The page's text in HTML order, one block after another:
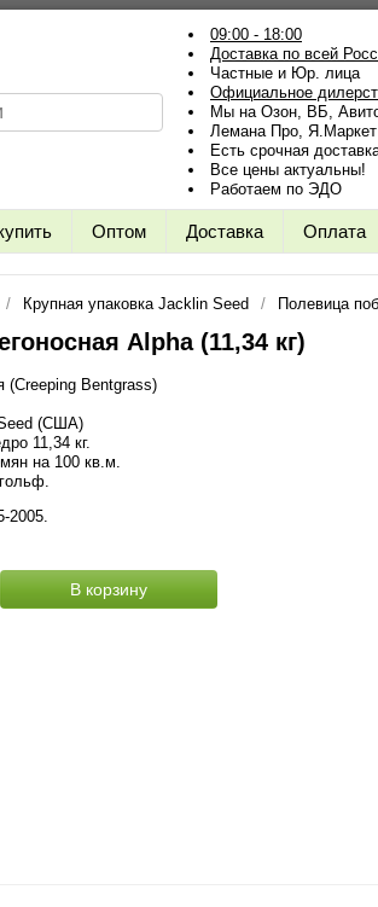
09:00 - 18:00
Доставка по всей
Частные и Юр. лица
Официальное
Мы на Озон, ВБ,
Лемана Про, Я.Маркет
Есть срочная
Все цены актуальны!
Работаем по ЭДО
Оптом Доставка Оплата
Крупная упаковка Jacklin Seed Полевица
Alpha (11,34 кг)
(Creeping Bentgrass)
(США)
11,34 кг.
на 100 кв.м.
2005.
В корзину